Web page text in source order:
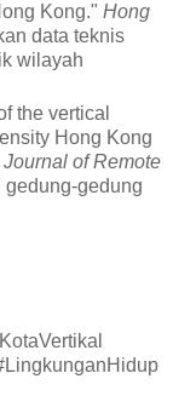
Kong." Hong
data teknis
wilayah
the vertical
Hong Kong
of Remote
gedung-gedung